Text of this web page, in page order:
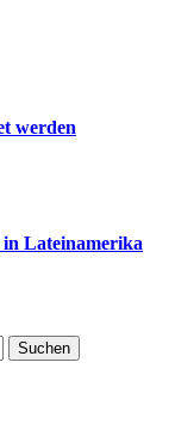
werden
Lateinamerika